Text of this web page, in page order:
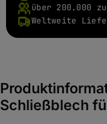
über 200.000
Weltweite
Schließblech